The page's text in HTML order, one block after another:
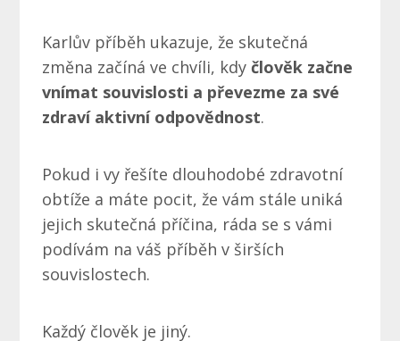
Karlův příběh ukazuje, že skutečná
změna začíná ve chvíli, kdyčlověk začne
vnímat souvislosti a převezme za své
zdraví aktivní odpovědnost.
Pokud i vy řešíte dlouhodobé zdravotní
obtíže a máte pocit, že vám stále uniká
jejich skutečná příčina, ráda se s vámi
podívám na váš příběh v širších
souvislostech.
Každý člověk je jiný.